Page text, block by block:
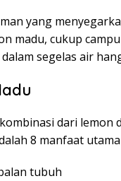
yang
madu, cukup
segelas air
dari lemon
8 manfaat
tubuh